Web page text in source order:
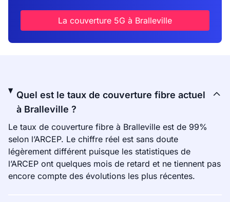
La couverture 5G à Bralleville
Quel est le taux de couverture fibre actuel
à Bralleville ?
Le taux de couverture fibre à Bralleville est de 99%
selon l’ARCEP. Le chiffre réel est sans doute
légèrement différent puisque les statistiques de
l’ARCEP ont quelques mois de retard et ne tiennent pas
encore compte des évolutions les plus récentes.